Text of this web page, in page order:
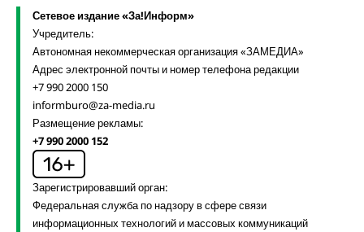
Сетевое издание «За!Информ»
Учредитель:
Автономная некоммерческая организация «ЗАМЕДИА»
Адрес электронной почты и номер телефона редакции
+7 990 2000 150
informburo@za-media.ru
Размещение рекламы:
+7 990 2000 152
Зарегистрировавший орган:
Федеральная служба по надзору в сфере связи
информационных технологий и массовых коммуникаций